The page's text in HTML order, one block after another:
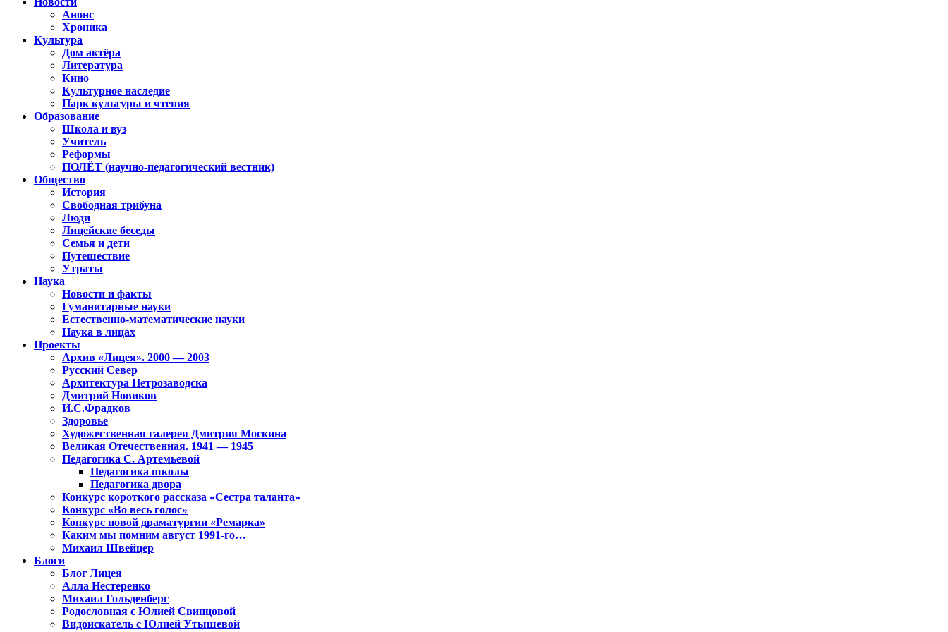
Анонс
Хроника
Культура
Дом актёра
Литература
Кино
Культурное наследие
Парк культуры и чтения
Образование
Школа и вуз
Учитель
Реформы
ПОЛЁТ (научно-педагогический вестник)
Общество
История
Свободная трибуна
Люди
Лицейские беседы
Семья и дети
Путешествие
Утраты
Наука
Новости и факты
Гуманитарные науки
Естественно-математические науки
Наука в лицах
Проекты
Архив «Лицея». 2000 — 2003
Русский Север
Архитектура Петрозаводска
Дмитрий Новиков
И.С.Фрадков
Здоровье
Художественная галерея Дмитрия Москина
Великая Отечественная. 1941 — 1945
Педагогика С. Артемьевой
Педагогика школы
Педагогика двора
Конкурс короткого рассказа «Сестра таланта»
Конкурс «Во весь голос»
Конкурс новой драматургии «Ремарка»
Каким мы помним август 1991-го…
Михаил Швейцер
Блоги
Блог Лицея
Алла Нестеренко
Михаил Гольденберг
Родословная с Юлией Свинцовой
Видоискатель с Юлией Утышевой